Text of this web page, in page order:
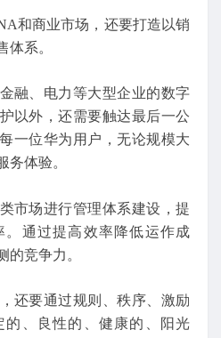
和商业市场，还要打造以销
体系。
融、电力等大型企业的数字
以外，还需要触达最后一公
一位华为用户，无论规模大
务体验。
市场进行管理体系建设，提
。通过提高效率降低运作成
的竞争力。
还要通过规则、秩序、激励
的、良性的、健康的、阳光